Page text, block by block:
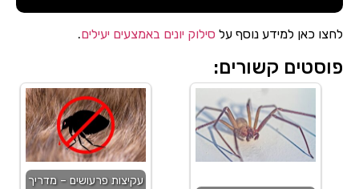
לחצו כאן למידע נוסף על סילוק יונים באמצעים יעילים.
פוסטים קשורים:
עקיצות פרעושים – מדריך